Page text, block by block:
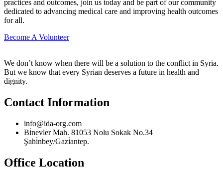
practices and outcomes, join us today and be part of our community
dedicated to advancing medical care and improving health outcomes
for all.
Become A Volunteer
We don’t know when there will be a solution to the conflict in Syria.
But we know that every Syrian deserves a future in health and
dignity.
Contact Information
info@ida-org.com
Bi̇nevler Mah. 81053 Nolu Sokak No.34
Şahi̇nbey/Gazi̇antep.
Office Location